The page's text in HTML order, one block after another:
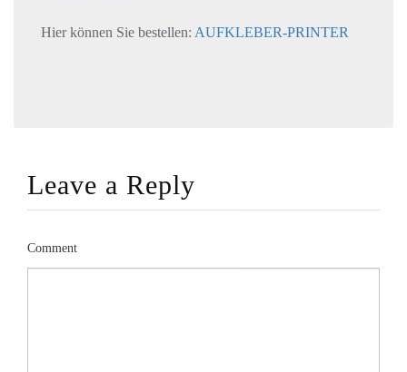
Hier können Sie bestellen: AUFKLEBER-PRINTER
Leave a Reply
Comment